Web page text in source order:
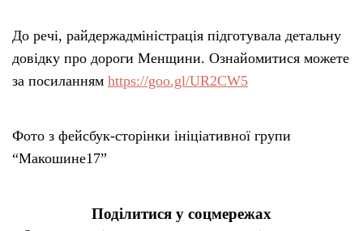
До речі, райдержадміністрація підготувала детальну
довідку про дороги Менщини. Ознайомитися можете
за посиланням https://goo.gl/UR2CW5
Фото з фейсбук-сторінки ініціативної групи
“Макошине17”
Поділитися у соцмережах